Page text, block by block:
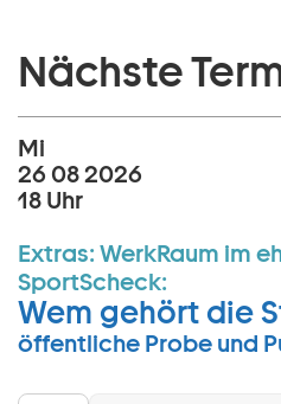
Nächste
Mi
26 08 2026
18 Uhr
Extras: WerkRaum im
SportScheck:
Wem gehört die
öffentliche Probe und